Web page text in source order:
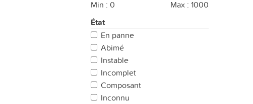
Min : 0 Max : 1000
État
En panne
Abimé
Instable
Incomplet
Composant
Inconnu